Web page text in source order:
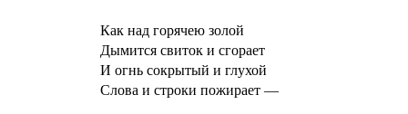
Как над горячею золой
Дымится свиток и сгорает
И огнь сокрытый и глухой
Слова и строки пожирает —